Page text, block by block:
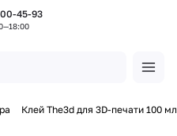
45-93
Клей The3d для 3D-печати 100 мл